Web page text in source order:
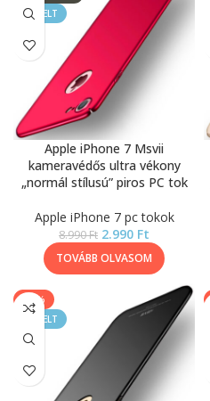
KIEMELT
Apple iPhone 7 Msvii
kameravédős ultra vékony
„normál stílusú” piros PC tok
Apple iPhone 7 pc tokok
8.990Ft 2.990 Ft
TOVÁBB OLVASOM
-67%
KIEMELT